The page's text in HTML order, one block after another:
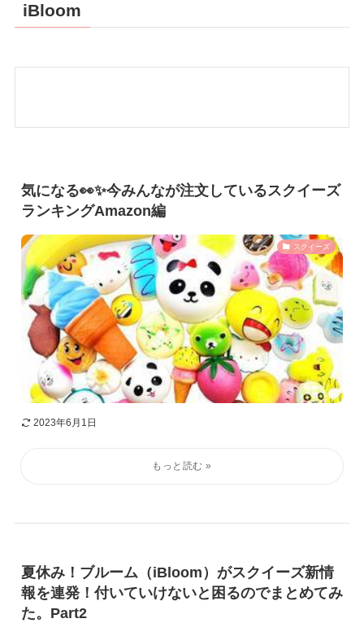
iBloom
気になる👀✨今みんなが注文しているスクイーズ
ランキングAmazon編
スクイーズ
2023年6月1日
夏休み！ブルーム（iBloom）がスクイーズ新情
報を連発！付いていけないと困るのでまとめてみ
た。Part2